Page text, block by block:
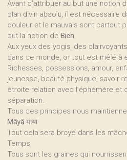
Avant d’attribuer au but une notion
plan divin absolu, il est nécessaire
douleur et le mauvais sont partout
but la notion de Bien.
Aux yeux des yogis, des
dans ce monde, or tout est mêlé à
Richesses, possessions, amour,
jeunesse, beauté physique, savoir
étroite relation avec l’éphémère et
séparation.
Tous ces principes nous
Māyā माया.
Tout cela sera broyé dans les
Temps.
Tous sont les graines qui